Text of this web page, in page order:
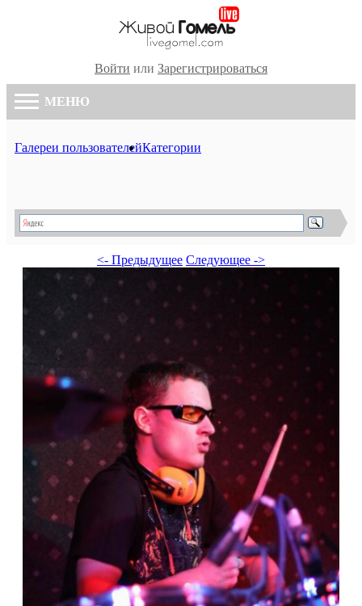
Войти или Зарегистрироваться
МЕНЮ
Галереи пользователейКатегории
<- Предыдущее Следующее ->